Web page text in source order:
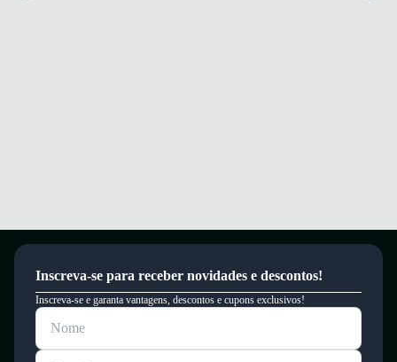
Inscreva-se para receber novidades e descontos!
Inscreva-se e garanta vantagens, descontos e cupons exclusivos!